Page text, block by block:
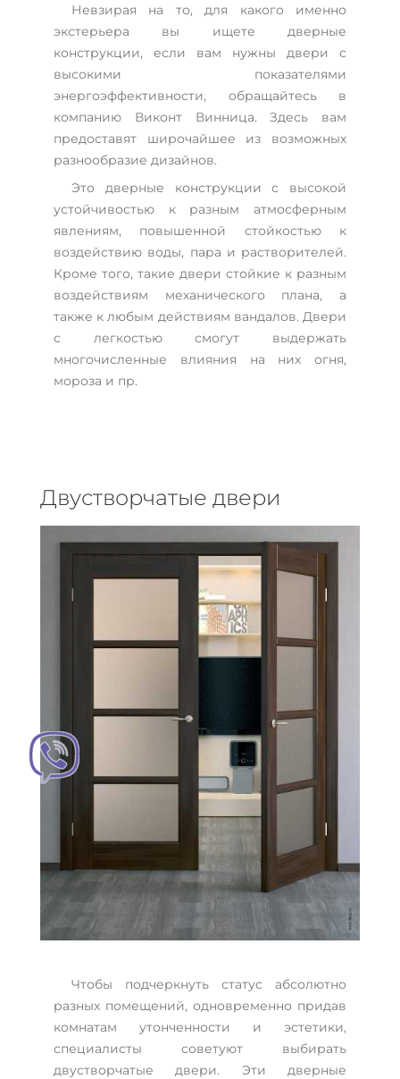
Невзирая на то, для какого именно
экстерьера вы ищете дверные
конструкции, если вам нужны двери с
высокими показателями
энергоэффективности, обращайтесь в
компанию Виконт Винница. Здесь вам
предоставят широчайшее из возможных
разнообразие дизайнов.
Это дверные конструкции с высокой
устойчивостью к разным атмосферным
явлениям, повышенной стойкостью к
воздействию воды, пара и растворителей.
Кроме того, такие двери стойкие к разным
воздействиям механического плана, а
также к любым действиям вандалов. Двери
с легкостью смогут выдержать
многочисленные влияния на них огня,
мороза и пр.
Двустворчатые двери
Чтобы подчеркнуть статус абсолютно
разных помещений, одновременно придав
комнатам утонченности и эстетики,
специалисты советуют выбирать
двустворчатые двери. Эти дверные